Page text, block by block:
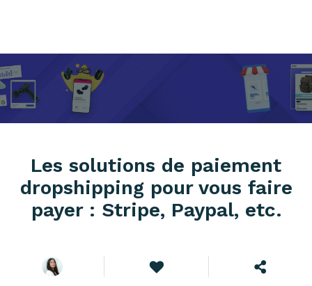
Les solutions de paiement
dropshipping pour vous faire
payer : Stripe, Paypal, etc.